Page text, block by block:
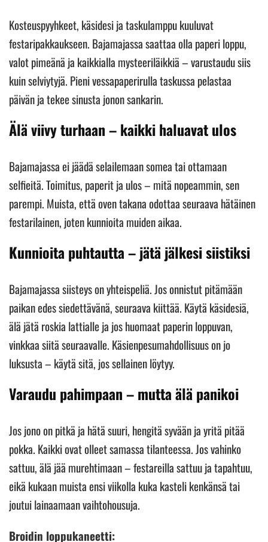
Kosteuspyyhkeet, käsidesi ja taskulamppu kuuluvat
festaripakkaukseen. Bajamajassa saattaa olla paperi loppu,
valot pimeänä ja kaikkialla mysteeriläikkiä – varustaudu siis
kuin selviytyjä. Pieni vessapaperirulla taskussa pelastaa
päivän ja tekee sinusta jonon sankarin.
Älä viivy turhaan – kaikki haluavat ulos
Bajamajassa ei jäädä selailemaan somea tai ottamaan
selfieitä. Toimitus, paperit ja ulos – mitä nopeammin, sen
parempi. Muista, että oven takana odottaa seuraava hätäinen
festarilainen, joten kunnioita muiden aikaa.
Kunnioita puhtautta – jätä jälkesi siistiksi
Bajamajassa siisteys on yhteispeliä. Jos onnistut pitämään
paikan edes siedettävänä, seuraava kiittää. Käytä käsidesiä,
älä jätä roskia lattialle ja jos huomaat paperin loppuvan,
vinkkaa siitä seuraavalle. Käsienpesumahdollisuus on jo
luksusta – käytä sitä, jos sellainen löytyy.
Varaudu pahimpaan – mutta älä panikoi
Jos jono on pitkä ja hätä suuri, hengitä syvään ja yritä pitää
pokka. Kaikki ovat olleet samassa tilanteessa. Jos vahinko
sattuu, älä jää murehtimaan – festareilla sattuu ja tapahtuu,
eikä kukaan muista ensi viikolla kuka kasteli kenkänsä tai
joutui lainaamaan vaihtohousuja.
Broidin loppukaneetti: